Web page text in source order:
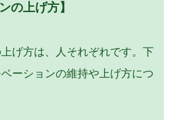
の上げ方】
げ方は、人それぞれです。下
ーションの維持や上げ方につ